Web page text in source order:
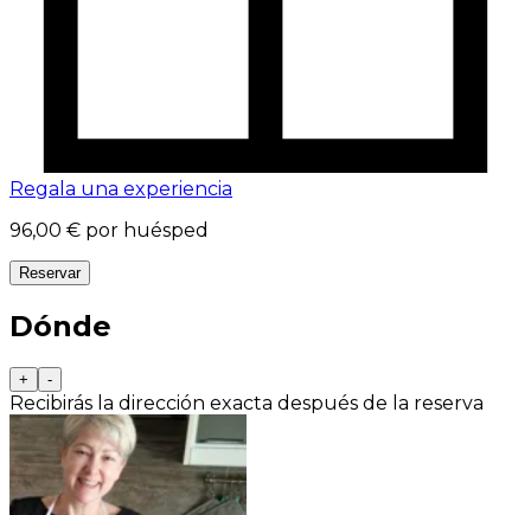
Regala una experiencia
96,00 € por huésped
Reservar
Dónde
+ -
Recibirás la dirección exacta después de la reserva